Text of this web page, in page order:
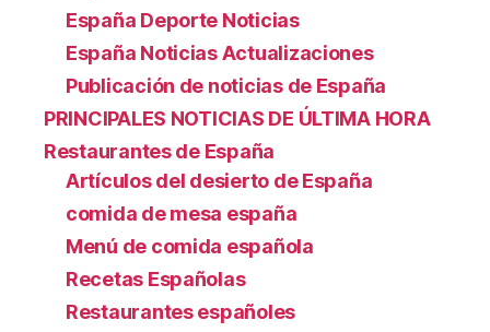
España Deporte Noticias
España Noticias Actualizaciones
Publicación de noticias de España
PRINCIPALES NOTICIAS DE ÚLTIMA HORA
Restaurantes de España
Artículos del desierto de España
comida de mesa españa
Menú de comida española
Recetas Españolas
Restaurantes españoles